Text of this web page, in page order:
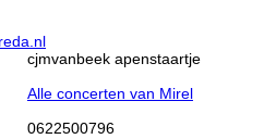
cjmvanbeek apenstaartje
Alle concerten van Mirel
0622500796